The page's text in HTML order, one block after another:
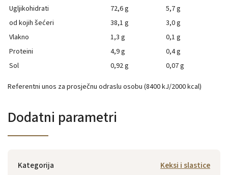
Ugljikohidrati
72,6 g
5,7 g
od kojih šećeri
38,1 g
3,0 g
Vlakno
1,3 g
0,1 g
Proteini
4,9 g
0,4 g
Sol
0,92 g 0,07 g
Referentni unos za prosječnu odraslu osobu (8400 kJ/2000 kcal)
Dodatni parametri
Kategorija
Keksi i slastice